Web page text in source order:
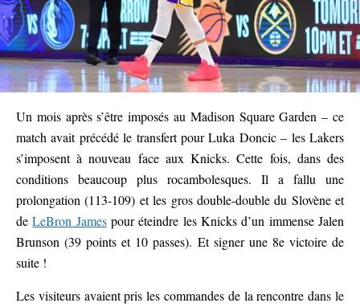
Un mois après s’être imposés au Madison Square Garden – ce
match avait précédé le transfert pour Luka Doncic – les Lakers
s’imposent à nouveau face aux Knicks. Cette fois, dans des
conditions beaucoup plus rocambolesques. Il a fallu une
prolongation (113-109) et les gros double-double du Slovène et
deLeBron Jamespour éteindre les Knicks d’un immense Jalen
Brunson (39 points et 10 passes). Et signer une 8e victoire de
suite !
Les visiteurs avaient pris les commandes de la rencontre dans le